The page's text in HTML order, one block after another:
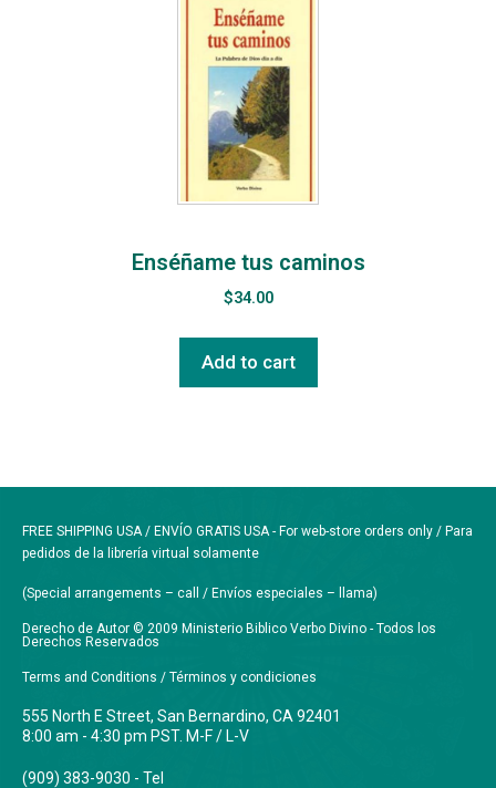
Enséñame tus caminos
$34.00
Add to cart
FREE SHIPPING USA / ENVÍO GRATIS USA - For web-store orders only / Para
pedidos de la librería virtual solamente
(Special arrangements – call / Envíos especiales – llama)
Derecho de Autor © 2009 Ministerio Biblico Verbo Divino - Todos los
Derechos Reservados
Terms and Conditions / Términos y condiciones
555 North E Street, San Bernardino, CA 92401
8:00 am - 4:30 pm PST. M-F / L-V
(909) 383-9030 - Tel